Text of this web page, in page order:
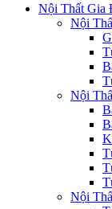
Nội Thất Gia
Nội
Nội
Nội